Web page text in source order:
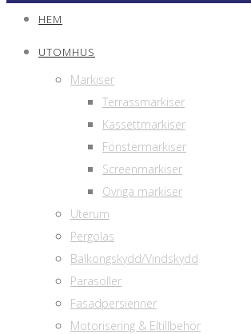
HEM
UTOMHUS
Markiser
Terrassmarkiser
Kassettmarkiser
Fönstermarkiser
Screenmarkiser
Övriga markiser
Uterum
Pergolas
Balkongskydd/Vindskydd
Parasoller
Fasadpersienner
Motorisering & Eltillbehör